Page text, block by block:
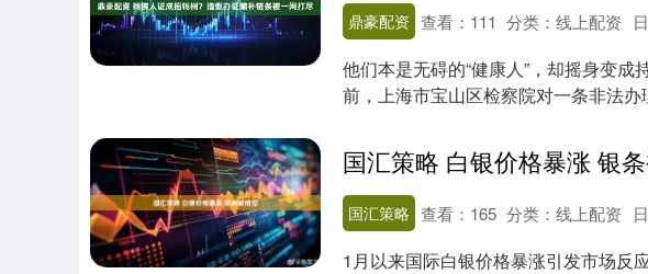
鼎豪配资 查看： 111 分类： 线上配资
他们本是无碍的“健康人”，却摇身变
前，上海市宝山区检察院对一条非法
国汇策略 白银价格暴涨 银
国汇策略 查看： 165 分类： 线上配资
1月以来国际白银价格暴涨引发市场反